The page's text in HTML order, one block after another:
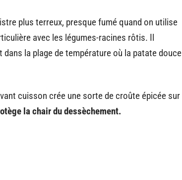
plus terreux, presque fumé quand on utilise
avec les légumes-racines rôtis. Il
la plage de température où la patate douce
cuisson crée une sorte de croûte épicée sur
la chair du dessèchement.